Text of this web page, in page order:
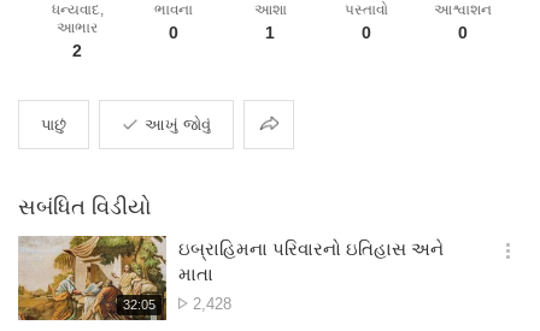
ધન્યવાદ,
આભાર
2
ભાવના
0
આશા
1
પસ્તાવો
0
આશ્વાશન
0
પાછું આખું જોવું વહેંચવું
સબંધિત વિડીયો
재
생
32:05
ઇબ્રાહિમના પરિવારનો ઇતિહાસ અને
માતા
દૃશ્ય
2,428
옵